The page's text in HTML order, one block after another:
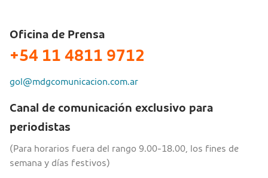
Oficina de Prensa
+54 11 4811 9712
gol@mdgcomunicacion.com.ar
Canal de comunicación exclusivo para
periodistas
(Para horarios fuera del rango 9.00-18.00, los fines de
semana y días festivos)